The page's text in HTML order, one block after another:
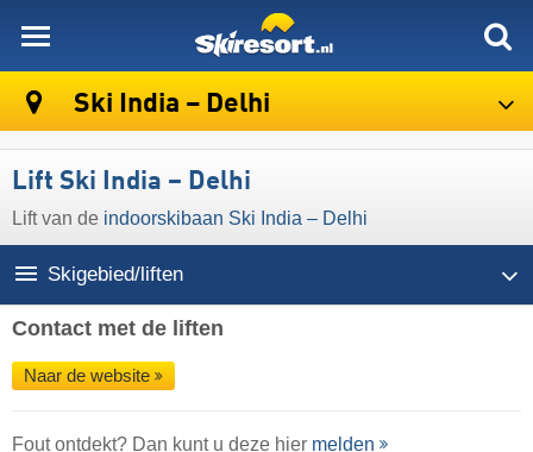
Ski India – Delhi
Lift Ski India – Delhi
Lift van de indoorskibaan Ski India – Delhi
Skigebied/liften
Contact met de liften
Naar de website
Fout ontdekt? Dan kunt u deze hier melden